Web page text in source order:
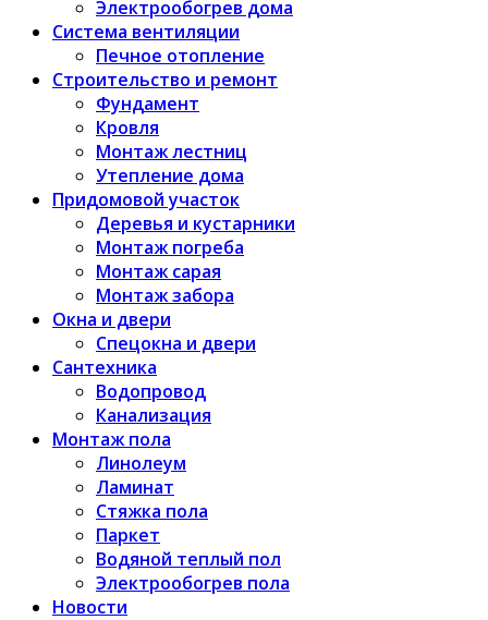
Электрообогрев дома
Система вентиляции
Печное отопление
Строительство и ремонт
Фундамент
Кровля
Монтаж лестниц
Утепление дома
Придомовой участок
Деревья и кустарники
Монтаж погреба
Монтаж сарая
Монтаж забора
Окна и двери
Спецокна и двери
Сантехника
Водопровод
Канализация
Монтаж пола
Линолеум
Ламинат
Стяжка пола
Паркет
Водяной теплый пол
Электрообогрев пола
Новости